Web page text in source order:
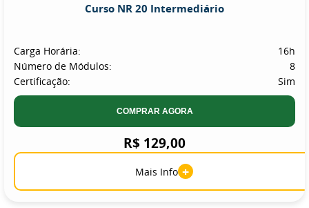
Curso NR 20 Intermediário
Carga Horária:
16h
Número de Módulos:
8
Certificação:
Sim
COMPRAR AGORA
R$ 129,00
Mais Info +